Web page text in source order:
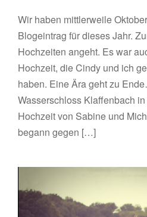
Wir haben mittlerweile
Blogeintrag für dieses Jahr.
Hochzeiten angeht. Es war
Hochzeit, die Cindy und ich
haben. Eine Ära geht zu
Wasserschloss Klaffenbach
Hochzeit von Sabine und
begann gegen […]